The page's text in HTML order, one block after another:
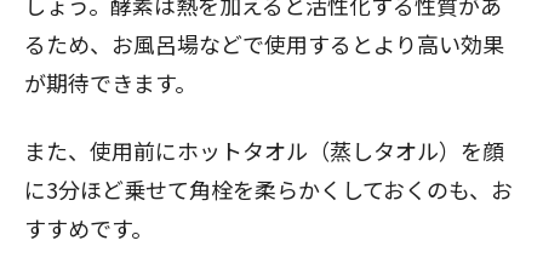
るため、お風呂場などで使用するとより高い効果
が期待できます。
また、使用前にホットタオル（蒸しタオル）を顔
に3分ほど乗せて角栓を柔らかくしておくのも、お
すすめです。